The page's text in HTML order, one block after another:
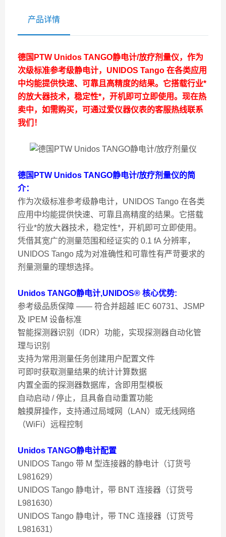
产品详情
德国PTW Unidos TANGO静电计/放疗剂量仪，作为
次级标准参考级静电计，UNIDOS Tango 在各类应用
中均能提供快速、可靠且高精度的结果。它搭载行业*
的放大器技术，稳定性*，开机即可立即使用。现在热
卖中，如需购买，可通过爱仪器仪表的客服热线联系
我们！
德国PTW Unidos TANGO静电计/放疗剂量仪的简
介：
作为次级标准参考级静电计，UNIDOS Tango 在各类
应用中均能提供快速、可靠且高精度的结果。它搭载
行业*的放大器技术，稳定性*，开机即可立即使用。
凭借其宽广的测量范围和经证实的 0.1 fA 分辨率，
UNIDOS Tango 成为对准确性和可靠性有严苛要求的
剂量测量的理想选择。
Unidos TANGO静电计,UNIDOS® 核心优势:
参考级品质保障 —— 符合并超越 IEC 60731、JSMP
及 IPEM 设备标准
智能探测器识别（IDR）功能，实现探测器自动化管
理与识别
支持为常用测量任务创建用户配置文件
可即时获取测量结果的统计计算数据
内置全面的探测器数据库，含即用型模板
自动启动 / 停止，且具备自动重置功能
触摸屏操作，支持通过局域网（LAN）或无线网络
（WiFi）远程控制
Unidos TANGO静电计配置
UNIDOS Tango 带 M 型连接器的静电计（订货号
L981629）
UNIDOS Tango 静电计，带 BNT 连接器（订货号
L981630）
UNIDOS Tango 静电计，带 TNC 连接器（订货号
L981631）